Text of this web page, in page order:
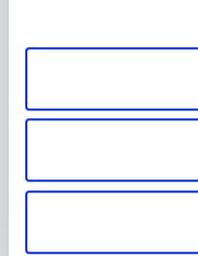
di Ragusa
da BAPR -
20 Luglio 2022
Offerta